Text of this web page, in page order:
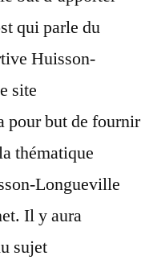
qui parle du
Huisson-
site
pour but de fournir
thématique
Longueville
Il y aura
sujet